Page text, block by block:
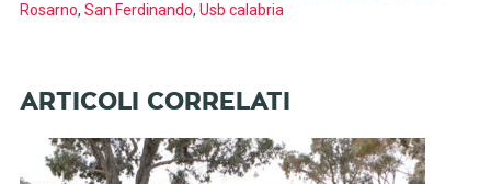
Rosarno, San Ferdinando, Usb calabria